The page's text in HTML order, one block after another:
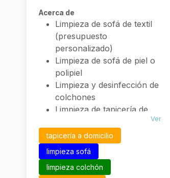
Acerca de
Limpieza de sofá de textil
(presupuesto
personalizado)
Limpieza de sofá de piel o
polipiel
Limpieza y desinfección de
colchones
Limpieza de tapicería de
Evaluación y presupuesto
sin coste ni compromiso
Atención y reservas vía
WhatsApp o teléfono
Ver
tapicería a domicilio
limpieza sofá
limpieza colchón